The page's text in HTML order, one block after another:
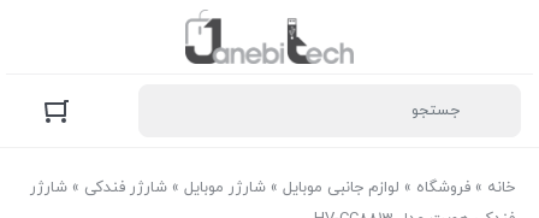
خانه » فروشگاه » لوازم جانبی موبایل » شارژر موبایل » شارژر فندکی » شارژر